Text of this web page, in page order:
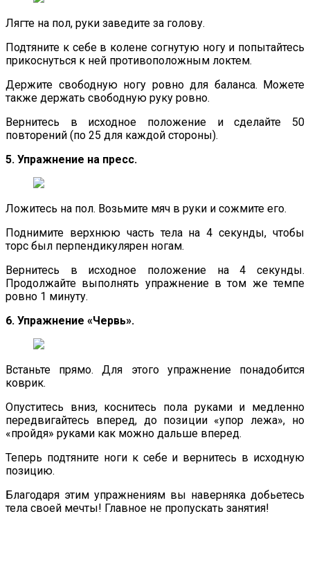
Лягте на пол, руки заведите за голову.
Подтяните к себе в колене согнутую ногу и попытайтесь
прикоснуться к ней противоположным локтем.
Держите свободную ногу ровно для баланса. Можете
также держать свободную руку ровно.
Вернитесь в исходное положение и сделайте 50
повторений (по 25 для каждой стороны).
5. Упражнение на пресс.
Ложитесь на пол. Возьмите мяч в руки и сожмите его.
Поднимите верхнюю часть тела на 4 секунды, чтобы
торс был перпендикулярен ногам.
Вернитесь в исходное положение на 4 секунды.
Продолжайте выполнять упражнение в том же темпе
ровно 1 минуту.
6. Упражнение «Червь».
Встаньте прямо. Для этого упражнение понадобится
коврик.
Опуститесь вниз, коснитесь пола руками и медленно
передвигайтесь вперед, до позиции «упор лежа», но
«пройдя» руками как можно дальше вперед.
Теперь подтяните ноги к себе и вернитесь в исходную
позицию.
Благодаря этим упражнениям вы наверняка добьетесь
тела своей мечты! Главное не пропускать занятия!